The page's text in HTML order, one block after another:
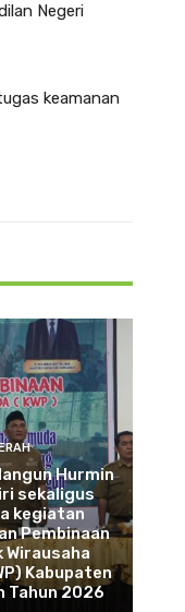
Negeri
keamanan
Hurmin
sekaligus
kegiatan
Pembinaan
Wirausaha
Kabupaten
Tahun 2026